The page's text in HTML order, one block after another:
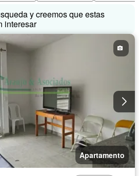
y creemos que estas
interesar
Apartamento